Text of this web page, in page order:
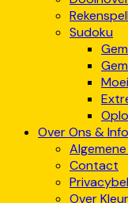
Sudoku
Over Ons &
Contact
Over